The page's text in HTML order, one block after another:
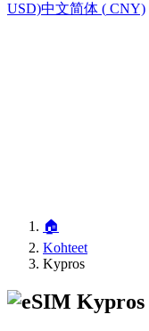
USD)中文简体 ( CNY)
🏠
Kohteet
Kypros